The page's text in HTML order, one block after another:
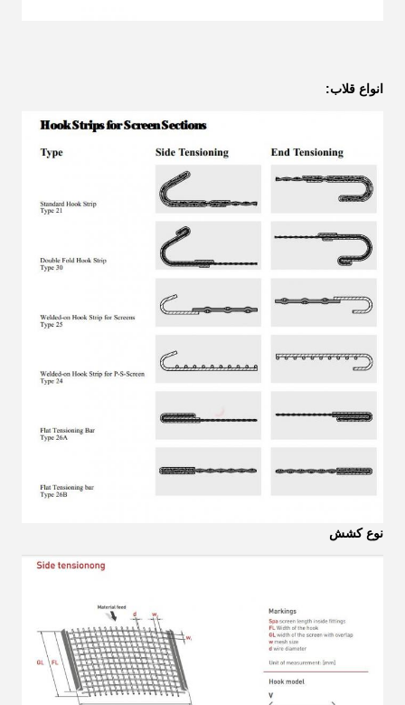
انواع قلاب:
نوع کشش